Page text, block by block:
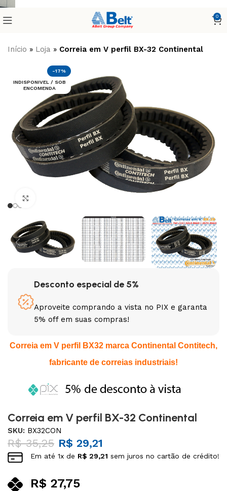
0
Início » Loja » Correia em V perfil BX-32 Continental
-17%
INDISPONIVEL / SOB
ENCOMENDA
Desconto especial de 5%
Aproveite comprando a vista no PIX e garanta
5% off em suas compras!
Correia em V perfil BX32 marca Continental Contitech,
fabricante de correias industriais!
Correia em V perfil BX-32 Continental
SKU: BX32CON
R$35,25 R$ 29,21
Em até1x de R$ 29,21 sem juros no cartão de crédito!
R$ 27,75